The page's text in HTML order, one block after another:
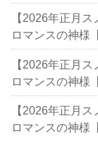
【2026年正月
ロマンスの神様
【2026年正月
ロマンスの神様
【2026年正月
ロマンスの神様